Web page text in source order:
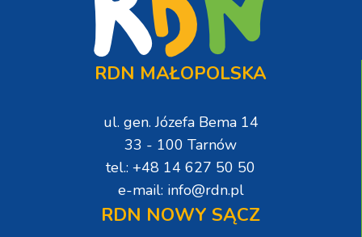
RDN MAŁOPOLSKA
ul. gen. Józefa Bema 14
33 - 100 Tarnów
tel.: +48 14 627 50 50
e-mail: info@rdn.pl
RDN NOWY SĄCZ